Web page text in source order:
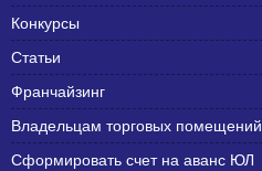
Конкурсы
Статьи
Франчайзинг
Владельцам торговых помещений
Сформировать счет на аванс ЮЛ